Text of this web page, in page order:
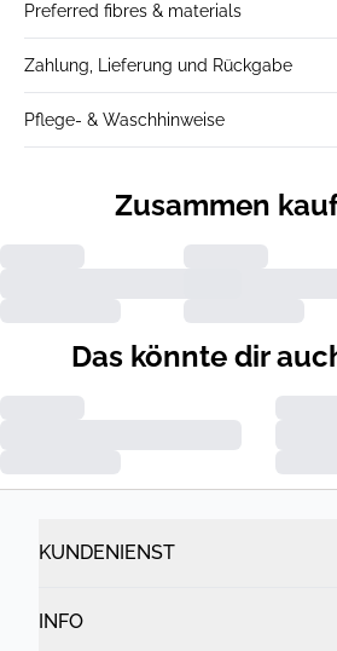
Preferred fibres & materials
Zahlung, Lieferung und Rückgabe
Pflege- & Waschhinweise
Zusammen
Das könnte dir
KUNDENIENST
INFO